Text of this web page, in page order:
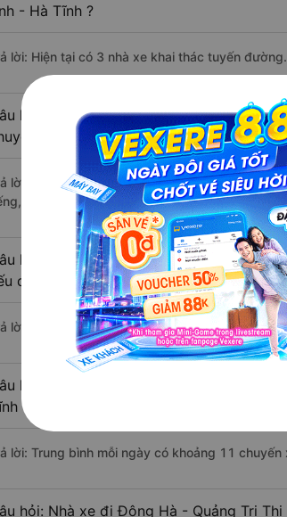
- Hà Tĩnh ?
lời: Hiện tại có 3 nhà xe khai thác tuyến đường.
hỏi: Từ Đông Hà - Quảng Trị đi Thị xã
bằng xe khách?
lời: Thời gian di chuyển bằng xe khách từ
nếu mật độ giao thông thuận lợi.
hỏi: Khoảng cách từ Đông Hà - Quảng
di chuyển bằng xe khách?
lời: Đoạn đường đi Thị xã Kỳ Anh - Hà Tĩnh từ
hỏi: Mỗi ngày có bao nhiêu chuyến xe
?
lời: Trung bình mỗi ngày có khoảng 11
hỏi: Nhà xe đi Đông Hà - Quảng Trị